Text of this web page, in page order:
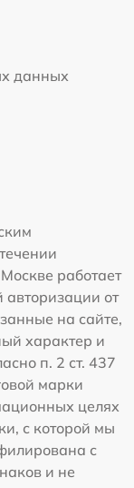
данных
работает
от
на сайте,
характер и
п. 2 ст. 437
марки
целях
с которой мы
с
и не